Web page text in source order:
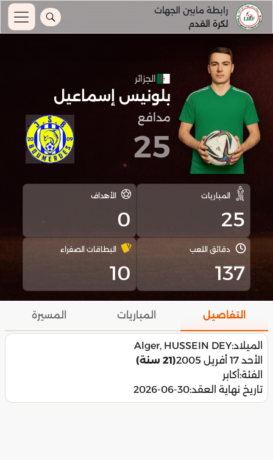
رابطة مابين الجهات
لكرة القدم
الجزائر
بلونيس إسماعيل
مدافع
25
المباريات
25
الأهداف
0
دقائق اللعب
137
البطاقات الصفراء
10
التفاصيل المباريات المسيرة
الميلاد:Alger, HUSSEIN DEY
الأحد 17 أفريل 2005
(21 سنة)
الفئة:أكابر
تاريخ نهاية العقد:2026-06-30